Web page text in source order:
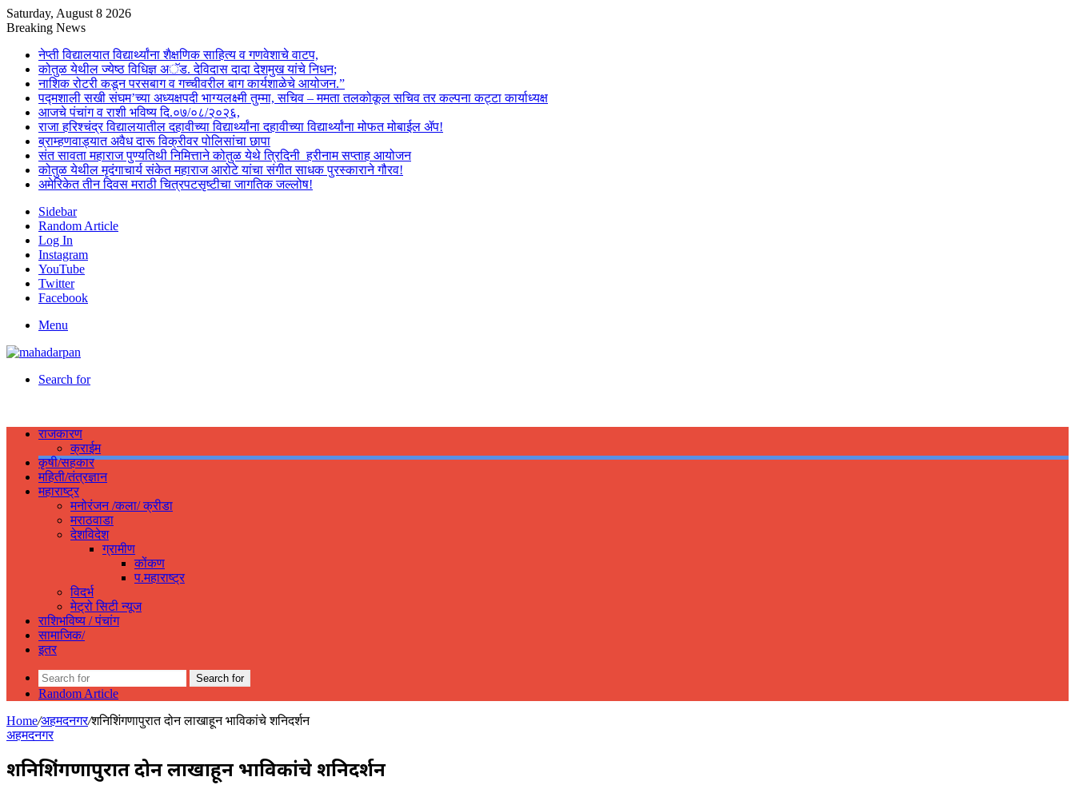
Saturday, August 8 2026
Breaking News
नेप्ती विद्यालयात विद्यार्थ्यांना शैक्षणिक साहित्य व गणवेशाचे वाटप,
कोतुळ येथील ज्येष्ठ विधिज्ञ अॅड. देविदास दादा देशमुख यांचे निधन;
नाशिक रोटरी कडून परसबाग व गच्चीवरील बाग कार्यशाळेचे आयोजन.”
पद्मशाली सखी संघम’च्या अध्यक्षपदी भाग्यलक्ष्मी तुम्मा, सचिव – ममता तलकोकूल सचिव तर कल्पना कट्टा कार्याध्यक्ष
आजचे पंचांग व राशी भविष्य दि.०७/०८/२०२६,
राजा हरिश्चंद्र विद्यालयातील दहावीच्या विद्यार्थ्यांना दहावीच्या विद्यार्थ्यांना मोफत मोबाईल ॲप!
ब्राम्हणवाड्यात अवैध दारू विक्रीवर पोलिसांचा छापा
संत सावता महाराज पुण्यतिथी निमित्ताने कोतुळ येथे त्रिदिनी हरीनाम सप्ताह आयोजन
कोतुळ येथील मृदंगाचार्य संकेत महाराज आरोटे यांचा संगीत साधक पुरस्काराने गौरव!
अमेरिकेत तीन दिवस मराठी चित्रपटसृष्टीचा जागतिक जल्लोष!
Sidebar
Random Article
Log In
Instagram
YouTube
Twitter
Facebook
Menu
Search for
राजकारण
क्राईम
कृषी/सहकार
महिती/तंत्रज्ञान
महाराष्ट्र
मनोरंजन /कला/ क्रीडा
मराठवाडा
देशविदेश
ग्रामीण
कोंकण
प.महाराष्ट्र
विदर्भ
मेट्रो सिटी न्यूज
राशिभविष्य / पंचांग
सामाजिक/
इतर
Search for
Random Article
Home/अहमदनगर/शनिशिंगणापुरात दोन लाखाहून भाविकांचे शनिदर्शन
अहमदनगर
शनिशिंगणापुरात दोन लाखाहून भाविकांचे शनिदर्शन